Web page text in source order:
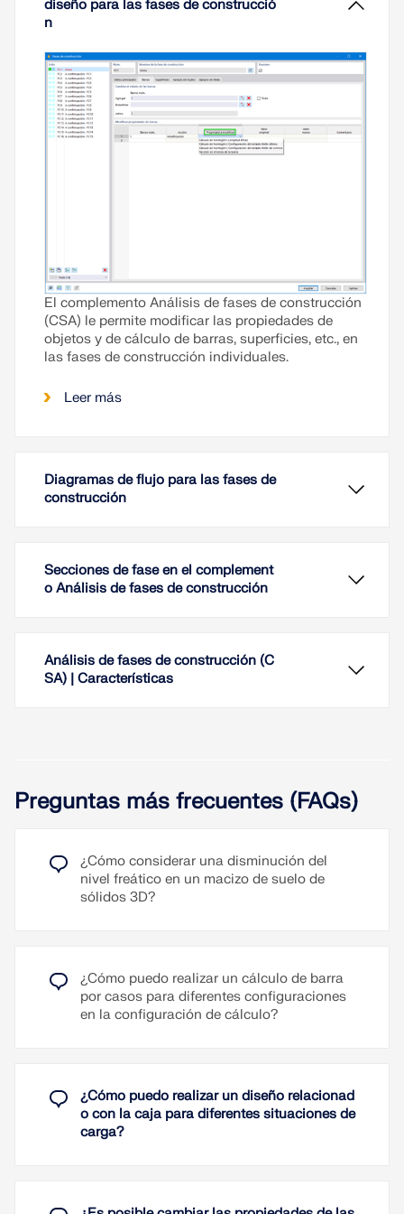
Leer más
influencia del proceso de construcción. En RFEM
Análisis de fases de construcción (CSA).
Leer más
diseño para las fases de construcció
n
El complemento Análisis de fases de construcción
(CSA) le permite modificar las propiedades de
objetos y de cálculo de barras, superficies, etc., en
las fases de construcción individuales.
Leer más
Diagramas de flujo para las fases de
construcción
carga, puede mostrar las relaciones gráficamente,
utilizando un diagrama de flujo.
Leer más
Secciones de fase en el complement
o Análisis de fases de construcción
En el complemento Análisis de fases de
construcción, puede usar secciones armadas por
medio de las llamadas secciones de fase. Esto le
Leer más
Análisis de fases de construcción (C
SA) | Características
Agregar, quitar, modificar y reactivar elementos
de barras, superficies y sólidos, así como sus
propiedades (por ejemplo, articulaciones en
Combinatoria automática y manual con
Preguntas más frecuentes (FAQs)
¿Cómo considerar una disminución del
nivel freático en un macizo de suelo de
sólidos 3D?
¿Cómo puedo realizar un cálculo de barra
por casos para diferentes configuraciones
en la configuración de cálculo?
¿Cómo puedo realizar un diseño relacionad
o con la caja para diferentes situaciones de
carga?